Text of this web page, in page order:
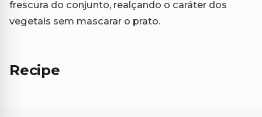
frescura do conjunto, realçando o caráter dos
vegetais sem mascarar o prato.
Recipe